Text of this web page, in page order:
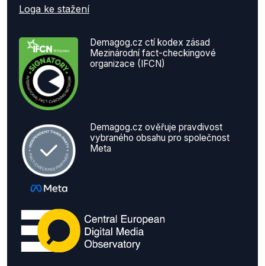
Loga ke stažení
Demagog.cz ctí kodex zásad
Mezinárodní fact-checkingové
organizace (IFCN)
Demagog.cz ověřuje pravdivost
vybraného obsahu pro společnost
Meta